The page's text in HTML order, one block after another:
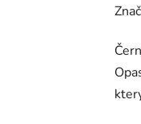
je
0,0
z